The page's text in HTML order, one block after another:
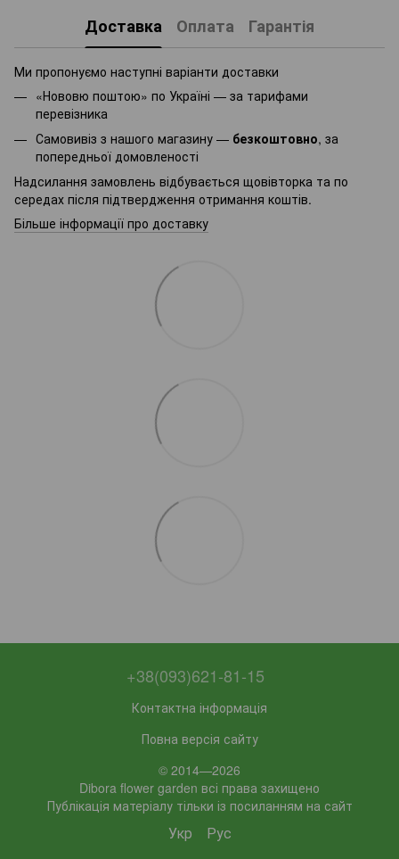
Доставка Оплата Гарантія
Ми пропонуємо наступні варіанти доставки
«Нововю поштою» по Україні — за тарифами
перевізника
Самовивіз з нашого магазину — безкоштовно, за
попередньої домовленості
Надсилання замовлень відбувається щовівторка та по
середах після підтвердження отримання коштів.
Більше інформації про доставку
+38(093)621-81-15
Контактна інформація
Повна версія сайту
© 2014—2026
Dibora flower garden всі права захищено
Публікація матеріалу тільки із посиланням на сайт
Укр Рус